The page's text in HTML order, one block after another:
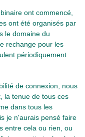
ont commencé,
ont été organisés par
le domaine du
rechange pour les
périodiquement
de connexion, nous
la tenue de tous ces
dans tous les
je n'aurais pensé faire
entre cela ou rien, ou